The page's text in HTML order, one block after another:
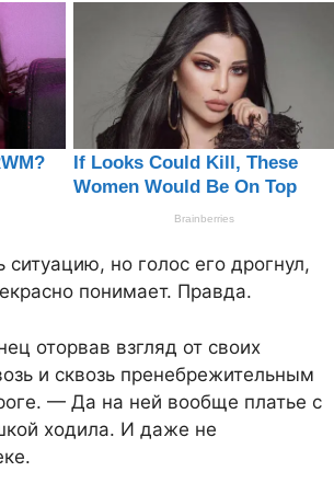
но голос его дрогнул,
понимает. Правда.
оторвав взгляд от своих
и сквозь пренебрежительным
— Да на ней вообще платье с
ходила. И даже не